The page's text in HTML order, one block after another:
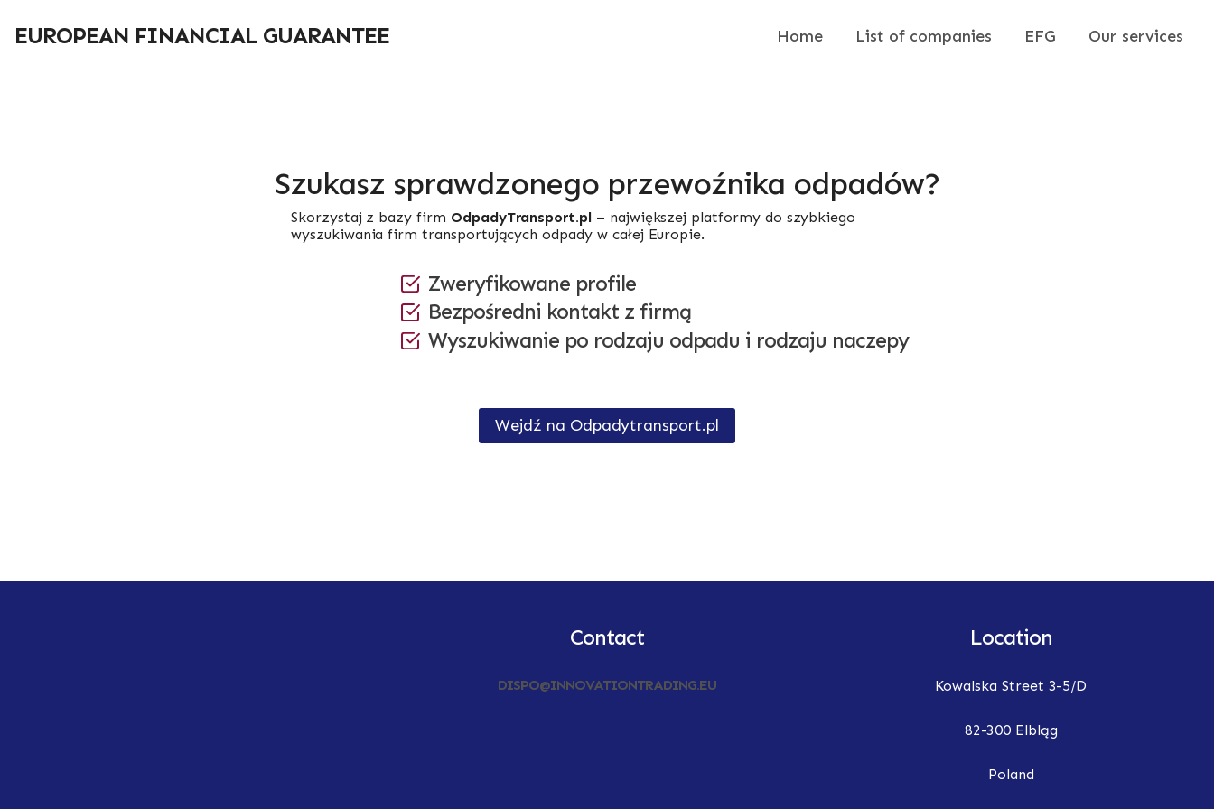
treści
EUROPEAN FINANCIAL GUARANTEE Home List of companies EFG Our services
Szukasz sprawdzonego przewoźnika odpadów?
Skorzystaj z bazy firm OdpadyTransport.pl– największej platformy do szybkiego
wyszukiwania firm transportujących odpady w całej Europie.
Zweryfikowane profile
Bezpośredni kontakt z firmą
Wyszukiwanie po rodzaju odpadu i rodzaju naczepy
Wejdź na Odpadytransport.pl
Contact
DISPO@INNOVATIONTRADING.EU
Location
Kowalska Street 3-5/D
82-300 Elbląg
Poland